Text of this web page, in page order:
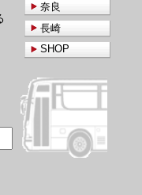
奈良
長崎
SHOP